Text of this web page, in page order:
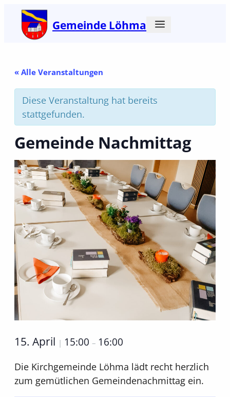
Gemeinde Löhma
« Alle Veranstaltungen
Diese Veranstaltung hat bereits
stattgefunden.
Gemeinde Nachmittag
15. April | 15:00 – 16:00
Die Kirchgemeinde Löhma lädt recht herzlich
zum gemütlichen Gemeindenachmittag ein.